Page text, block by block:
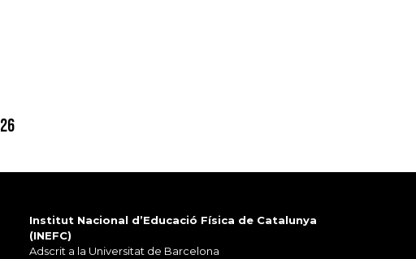
26
Institut Nacional d’Educació Física de Catalunya
(INEFC)
Adscrit a la Universitat de Barcelona